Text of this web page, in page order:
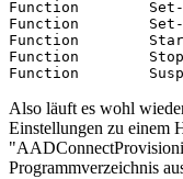
Function        Set-
Function        Set-
Function        Start-
Function        Stop-
Function
Also läuft es wohl
Einstellungen zu einem
Programmverzeichnis